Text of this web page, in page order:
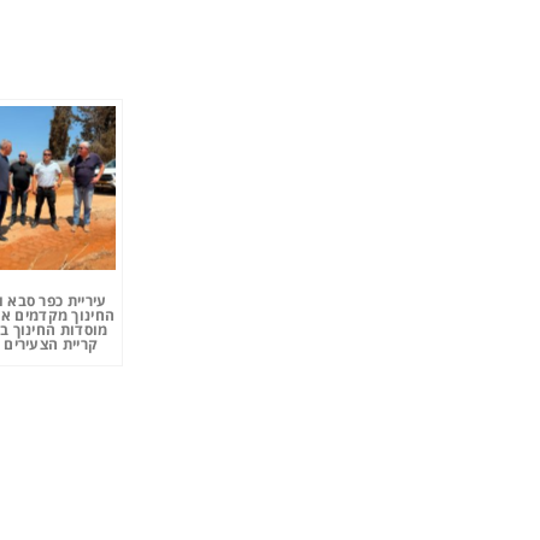
עיריית כפר
החינוך מקדמים
מוסדות החינוך
קריית